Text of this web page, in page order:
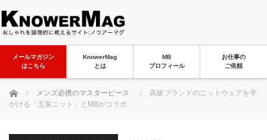
メールマガジン
はこちら
KnowerMag
とは
MB
プロフィール
お仕事の
ご依頼
ホーム メンズ必携のマスターピース
高級ブランドのニットウェアを手
がける「五泉ニット」とMBがコラボ